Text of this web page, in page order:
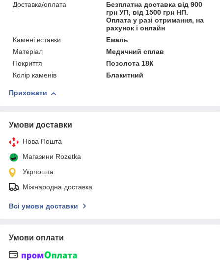
Доставка/оплата
Безплатна доставка від 900
грн УП, від 1500 грн НП.
Оплата у разі отримання, на
рахунок і онлайн
Камені вставки
Емаль
Матеріал
Медичний сплав
Покриття
Позолота 18К
Колір каменів
Блакитний
Приховати
Умови доставки
Нова Пошта
Магазини Rozetka
Укрпошта
Міжнародна доставка
Всі умови доставки
Умови оплати